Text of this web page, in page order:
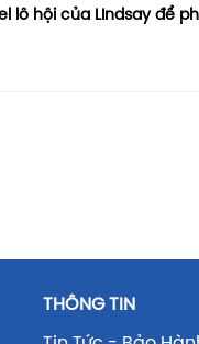
lô hội của LIndsay để
THÔNG TIN